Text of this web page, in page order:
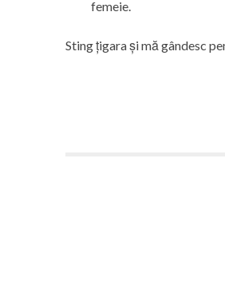
femeie.
Sting țigara și mă gândesc